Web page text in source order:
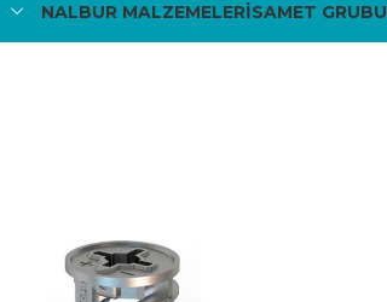
NALBUR MALZEMELERİSAMET GRUBU